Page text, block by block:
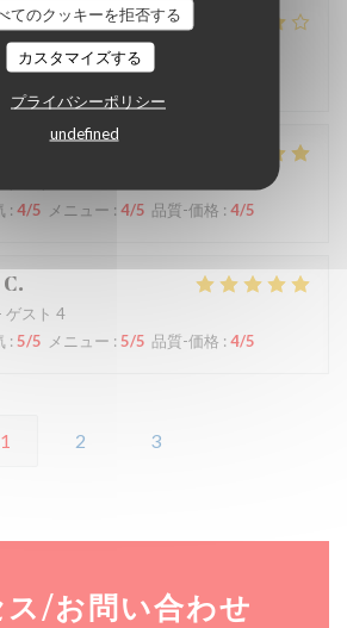
てのクッキーを拒否する
カスタマイズする
プライバシーポリシー
undefined
ゲスト 6
:5/5 メニュー:4/5 品質-価格
: 4/5 メニュー : 4/5 品質-価格 : 4/5
C
ゲスト 4
: 5/5 メニュー : 5/5 品質-価格 : 4/5
1 2 3
ス/お問い合わせ